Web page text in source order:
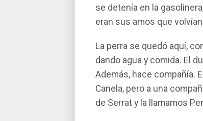
se detení­a en la
eran sus amos que
La perra se quedó aquí­,
dando agua y comida. El
Además, hace compañí­a.
Canela, pero a una
de Serrat y la llamamos